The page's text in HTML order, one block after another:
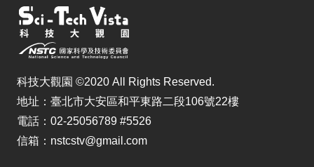
科技大觀園 ©2020 All Rights Reserved.
地址：臺北市大安區和平東路二段106號22樓
電話：02-25056789 #5526
信箱：nstcstv@gmail.com